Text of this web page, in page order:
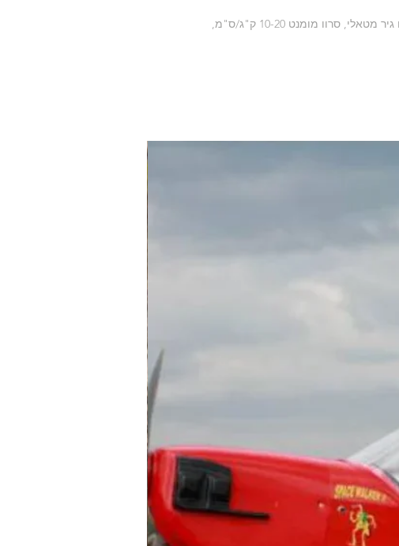
סרוו לטיסנים, סרוו סוג דיגיטלי, סרווס ראשי, סרוו מהירות 0.10 עד 0.20, סרוו גודל סטנדרד, סרוו גיר מטאלי, סרוו מומנט 10-20 ק"ג/ס"מ,